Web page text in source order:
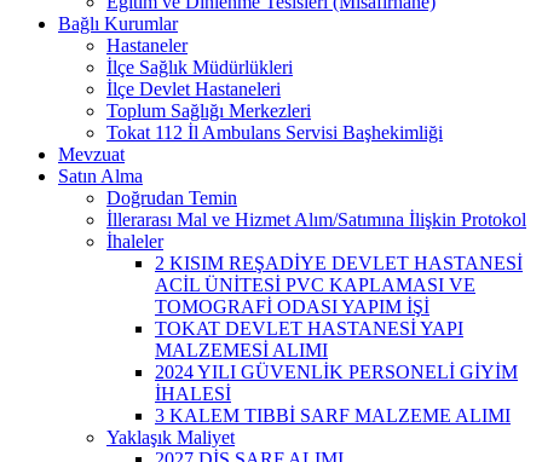
Bağlı Kurumlar
Hastaneler
İlçe Sağlık Müdürlükleri
İlçe Devlet Hastaneleri
Toplum Sağlığı Merkezleri
Tokat 112 İl Ambulans Servisi Başhekimliği
Mevzuat
Satın Alma
Doğrudan Temin
İllerarası Mal ve Hizmet Alım/Satımına İlişkin Protokol
İhaleler
2 KISIM REŞADİYE DEVLET HASTANESİ
ACİL ÜNİTESİ PVC KAPLAMASI VE
TOMOGRAFİ ODASI YAPIM İŞİ
TOKAT DEVLET HASTANESİ YAPI
MALZEMESİ ALIMI
2024 YILI GÜVENLİK PERSONELİ GİYİM
İHALESİ
3 KALEM TIBBİ SARF MALZEME ALIMI
Yaklaşık Maliyet